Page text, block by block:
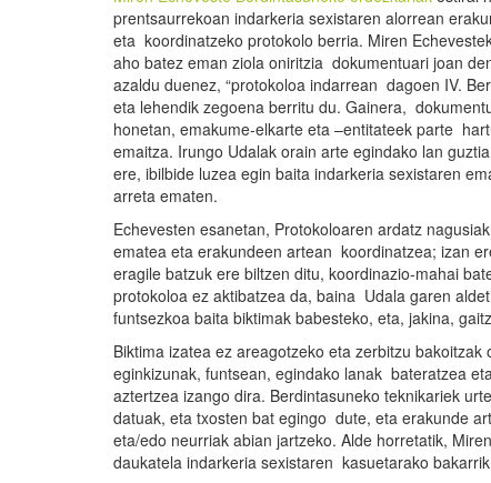
prentsaurrekoan indarkeria sexistaren alorrean
eta koordinatzeko protokolo berria. Miren
aho batez eman ziola oniritzia dokumentuari joan
azaldu duenez, “protokoloa indarrean dagoen IV.
eta lehendik zegoena berritu du. Gainera,
honetan, emakume-elkarte eta –entitateek parte
emaitza. Irungo Udalak orain arte egindako lan
ere, ibilbide luzea egin baita indarkeria sexistaren
arreta ematen.
Echevesten esanetan, Protokoloaren ardatz
ematea eta erakundeen artean koordinatzea; izan
eragile batzuk ere biltzen ditu, koordinazio-mahai
protokoloa ez aktibatzea da, baina Udala garen
funtsezkoa baita biktimak babesteko, eta, jakina,
Biktima izatea ez areagotzeko eta zerbitzu
eginkizunak, funtsean, egindako lanak bateratzea
aztertzea izango dira. Berdintasuneko teknikariek
datuak, eta txosten bat egingo dute, eta erakunde
eta/edo neurriak abian jartzeko. Alde horretatik,
daukatela indarkeria sexistaren kasuetarako